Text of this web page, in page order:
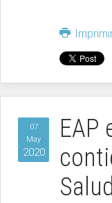
07
May
2020
EAP